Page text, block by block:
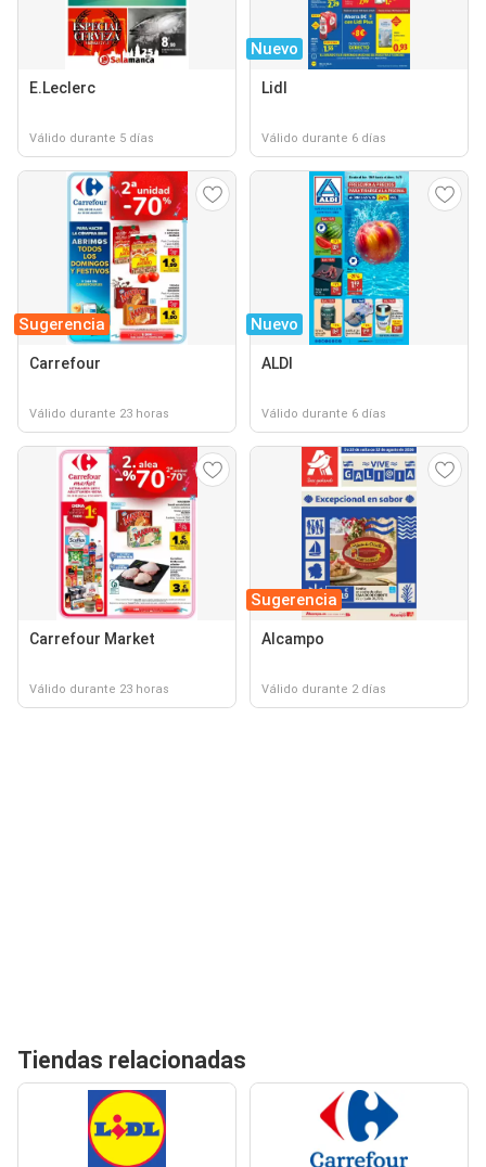
E.Leclerc
Válido durante 5 días
Nuevo
Lidl
Válido durante 6 días
Sugerencia
Carrefour
Válido durante 23 horas
Nuevo
ALDI
Válido durante 6 días
Carrefour Market
Válido durante 23 horas
Sugerencia
Alcampo
Válido durante 2 días
Tiendas relacionadas